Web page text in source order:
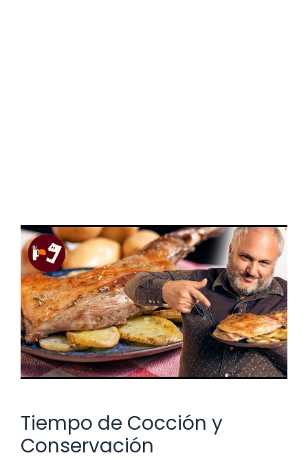
Tiempo de Cocción y
Conservación